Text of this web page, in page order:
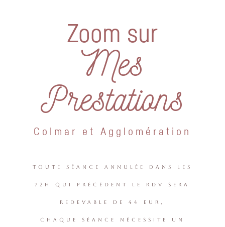
Zoom sur
Mes
Prestations
Colmar et Agglomération
toute séance annulée dans les
72h qui précèdent le rdv sera
redevable de 44 eur,
chaque séance nécessite un